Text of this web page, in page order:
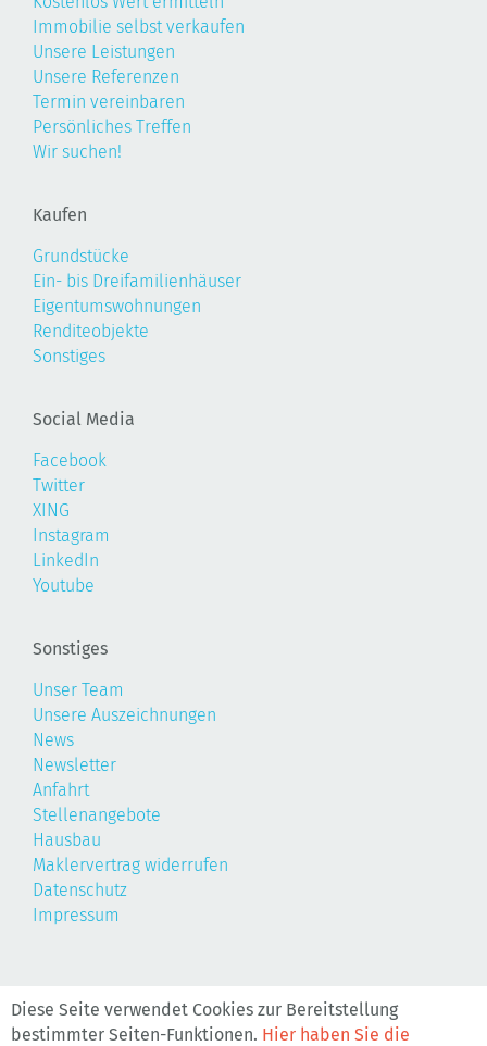
Diese Seite verwendet Cookies zur Bereitstellung
bestimmter Seiten-Funktionen. Hier haben Sie die
Immobilie selbst verkaufen
Unsere Leistungen
Unsere Referenzen
Termin vereinbaren
Persönliches Treffen
Wir suchen!
Kaufen
Grundstücke
Ein- bis Dreifamilienhäuser
Eigentumswohnungen
Renditeobjekte
Sonstiges
Social Media
Facebook
Twitter
XING
Instagram
LinkedIn
Youtube
Sonstiges
Unser Team
Unsere Auszeichnungen
News
Newsletter
Anfahrt
Stellenangebote
Hausbau
Maklervertrag widerrufen
Datenschutz
Impressum
©2026, Realis